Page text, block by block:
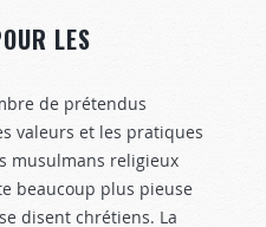
LES
de prétendus
valeurs et les pratiques
musulmans religieux
beaucoup plus pieuse
disent chrétiens. La